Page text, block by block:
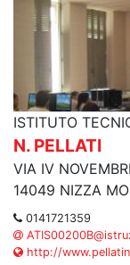
ISTITUTO
N. PELLATI
VIA IV
14049 NIZZA
0141721359
http://